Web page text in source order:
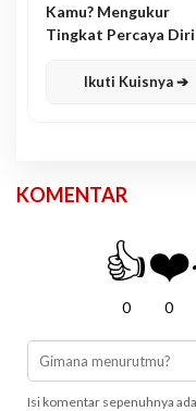
Kamu? Mengukur
Tingkat Percaya Diri
Ikuti Kuisnya ➔
KOMENTAR
👍
0
❤️
0
Isi komentar sepenuhnya